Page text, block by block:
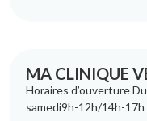
MA CLINIQUE
Horaires d’ouverture
samedi9h-12h/14h-17h